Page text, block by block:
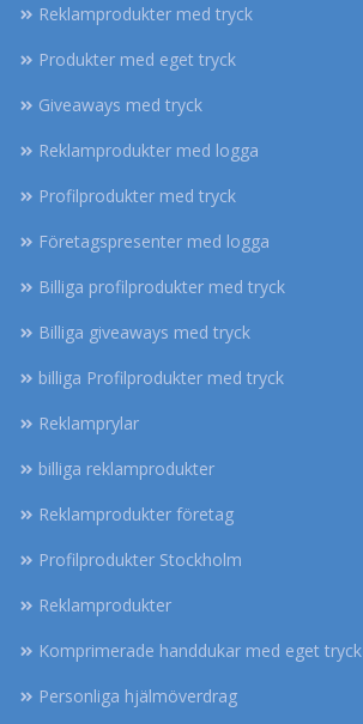
Reklamprodukter med tryck
Produkter med eget tryck
Giveaways med tryck
Reklamprodukter med logga
Profilprodukter med tryck
Företagspresenter med logga
Billiga profilprodukter med tryck
Billiga giveaways med tryck
billiga Profilprodukter med tryck
Reklamprylar
billiga reklamprodukter
Reklamprodukter företag
Profilprodukter Stockholm
Reklamprodukter
Komprimerade handdukar med eget tryck
Personliga hjälmöverdrag